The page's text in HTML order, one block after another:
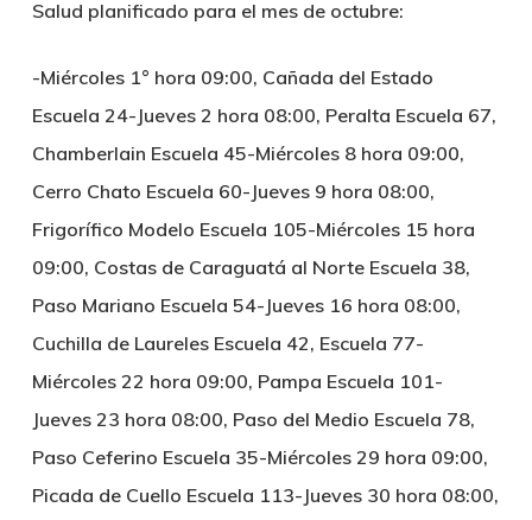
Salud planificado para el mes de octubre:
-Miércoles 1° hora 09:00, Cañada del Estado
Escuela 24-Jueves 2 hora 08:00, Peralta Escuela 67,
Chamberlain Escuela 45-Miércoles 8 hora 09:00,
Cerro Chato Escuela 60-Jueves 9 hora 08:00,
Frigorífico Modelo Escuela 105-Miércoles 15 hora
09:00, Costas de Caraguatá al Norte Escuela 38,
Paso Mariano Escuela 54-Jueves 16 hora 08:00,
Cuchilla de Laureles Escuela 42, Escuela 77-
Miércoles 22 hora 09:00, Pampa Escuela 101-
Jueves 23 hora 08:00, Paso del Medio Escuela 78,
Paso Ceferino Escuela 35-Miércoles 29 hora 09:00,
Picada de Cuello Escuela 113-Jueves 30 hora 08:00,